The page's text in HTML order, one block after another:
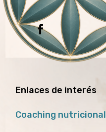
Enlaces de interés
Coaching nutricional